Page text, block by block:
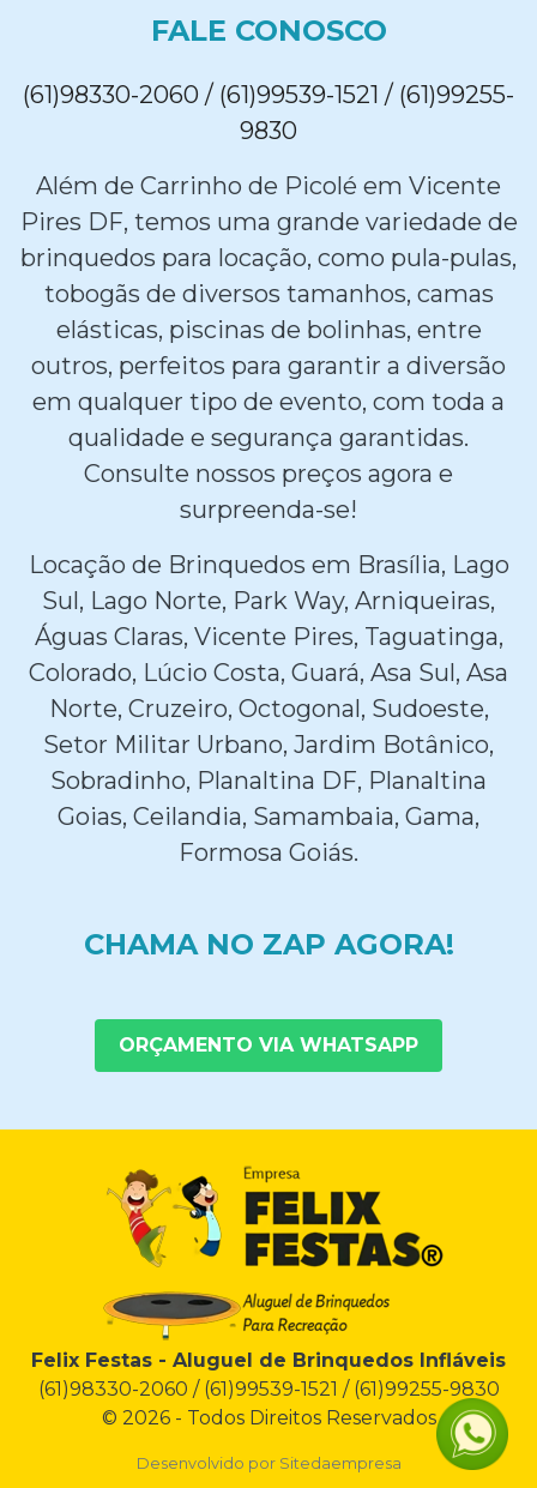
FALE CONOSCO
(61)98330-2060 / (61)99539-1521 / (61)99255-
9830
Além de Carrinho de Picolé em Vicente
Pires DF, temos uma grande variedade de
brinquedos para locação, como pula-pulas,
tobogãs de diversos tamanhos, camas
elásticas, piscinas de bolinhas, entre
outros, perfeitos para garantir a diversão
em qualquer tipo de evento, com toda a
qualidade e segurança garantidas.
Consulte nossos preços agora e
surpreenda-se!
Locação de Brinquedos em Brasília, Lago
Sul, Lago Norte, Park Way, Arniqueiras,
Águas Claras, Vicente Pires, Taguatinga,
Colorado, Lúcio Costa, Guará, Asa Sul, Asa
Norte, Cruzeiro, Octogonal, Sudoeste,
Setor Militar Urbano, Jardim Botânico,
Sobradinho, Planaltina DF, Planaltina
Goias, Ceilandia, Samambaia, Gama,
Formosa Goiás.
CHAMA NO ZAP AGORA!
ORÇAMENTO VIA WHATSAPP
Felix Festas - Aluguel de Brinquedos Infláveis
(61)98330-2060 / (61)99539-1521 / (61)99255-9830
© 2026 - Todos Direitos Reservados
Desenvolvido por Sitedaempresa